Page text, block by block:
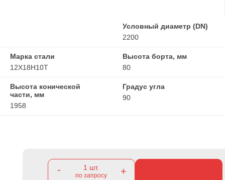
Условный диаметр (DN)
2200
Марка стали
12Х18Н10Т
Высота борта, мм
80
Высота конической
части, мм
1958
Градус угла
90
- 1 шт.
по запросу +